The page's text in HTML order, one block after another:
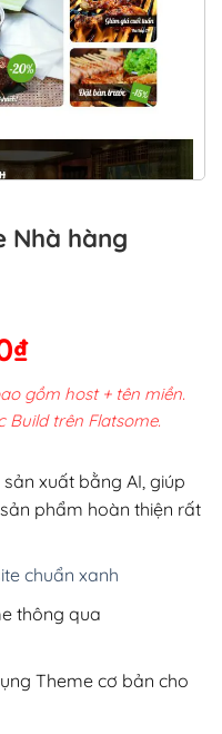
Nhà hàng
₫Giá
hiện
tại
99,000₫.
gồm host + tên miền.
Build trên Flatsome.
xuất bằng AI, giúp
phẩm hoàn thiện rất
chuẩn xanh
thông qua
Theme cơ bản cho